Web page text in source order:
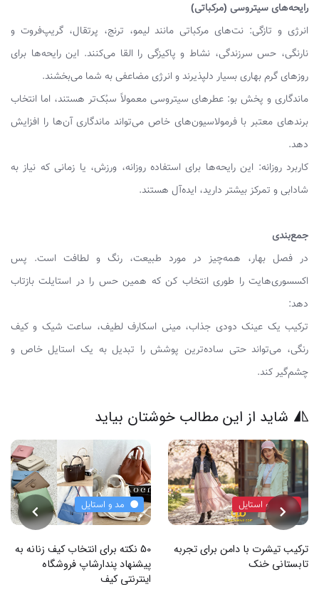
رایحه‌های سیتروسی (مرکباتی)
انرژی و تازگی: نت‌های مرکباتی مانند لیمو، ترنج، پرتقال، گریپ‌فروت و
نارنگی، حس سرزندگی، نشاط و پاکیزگی را القا می‌کنند. این رایحه‌ها برای
روزهای گرم بهاری بسیار دلپذیرند و انرژی مضاعفی به شما می‌بخشند.
ماندگاری و پخش بو: عطرهای سیتروسی معمولاً سبُک‌تر هستند، اما انتخاب
برندهای معتبر با فرمولاسیون‌های خاص می‌تواند ماندگاری آن‌ها را افزایش
دهد.
کاربرد روزانه: این رایحه‌ها برای استفاده روزانه، ورزش، یا زمانی که نیاز به
شادابی و تمرکز بیشتر دارید، ایده‌آل هستند.
جمع‌بندی
در فصل بهار، همه‌چیز در مورد طبیعت، رنگ و لطافت است. پس
اکسسوری‌هایت را طوری انتخاب کن که همین حس را در استایلت بازتاب
دهد:
ترکیب یک عینک دودی جذاب، مینی اسکارف لطیف، ساعت شیک و کیف
رنگی، می‌تواند حتی ساده‌ترین پوشش را تبدیل به یک استایل خاص و
چشم‌گیر کند.
شاید از این مطالب خوشتان بیاید
مد و استایل
ترکیب تیشرت با دامن برای تجربه
تابستانی خنک
مد و استایل
50 نکته برای انتخاب کیف زنانه به
پیشنهاد پندارشاپ فروشگاه
اینترنتی کیف